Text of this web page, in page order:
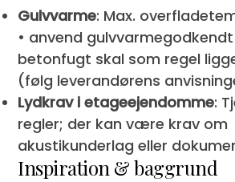
Gulvvarme: Max.
• anvend gulvvarmegodkendt
betonfugt skal som regel
(følg leverandørens
Lydkrav i etageejendomme:
regler; der kan være krav om
akustikunderlag eller
Inspiration & baggrund